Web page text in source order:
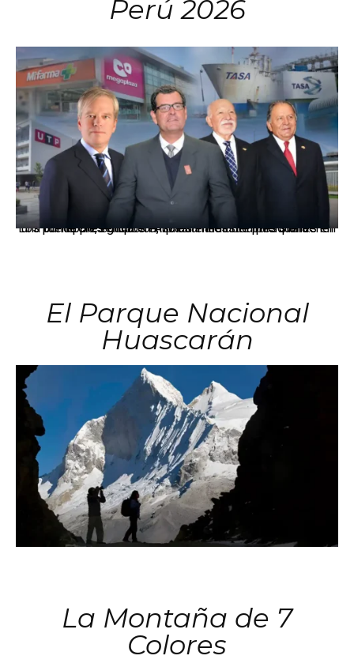
Perú 2026
Los principales grupos empresariales del país mantienen una fuerte presencia en Áncash mediante inversiones en comercio, educación, salud e industria pesquera.
El Parque Nacional
Huascarán
La Montaña de 7
Colores